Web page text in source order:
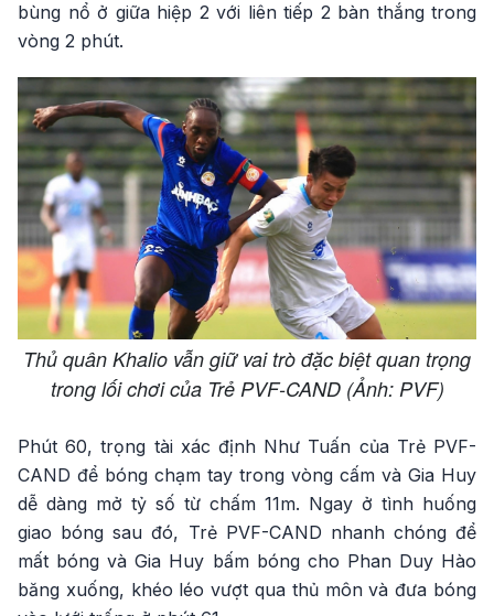
bùng nổ ở giữa hiệp 2 với liên tiếp 2 bàn thắng trong
vòng 2 phút.
Thủ quân Khalio vẫn giữ vai trò đặc biệt quan trọng
trong lối chơi của Trẻ PVF-CAND (Ảnh: PVF)
Phút 60, trọng tài xác định Như Tuấn của Trẻ PVF-
CAND để bóng chạm tay trong vòng cấm và Gia Huy
dễ dàng mở tỷ số từ chấm 11m. Ngay ở tình huống
giao bóng sau đó, Trẻ PVF-CAND nhanh chóng để
mất bóng và Gia Huy bấm bóng cho Phan Duy Hào
băng xuống, khéo léo vượt qua thủ môn và đưa bóng